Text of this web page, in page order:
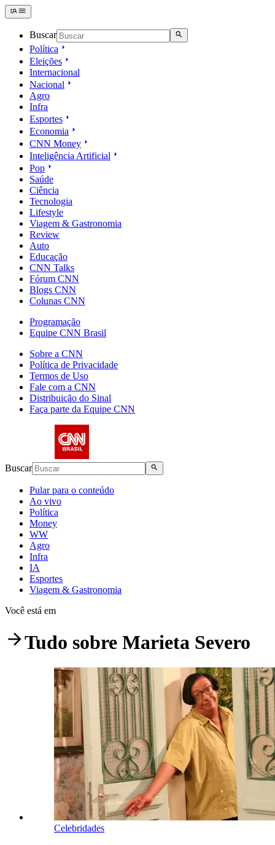
Buscar
Política
Eleições
Internacional
Nacional
Agro
Infra
Esportes
Economia
CNN Money
Inteligência Artificial
Pop
Saúde
Ciência
Tecnologia
Lifestyle
Viagem & Gastronomia
Review
Auto
Educação
CNN Talks
Fórum CNN
Blogs CNN
Colunas CNN
Programação
Equipe CNN Brasil
Sobre a CNN
Política de Privacidade
Termos de Uso
Fale com a CNN
Distribuição do Sinal
Faça parte da Equipe CNN
Buscar
Pular para o conteúdo
Ao vivo
Política
Money
WW
Agro
Infra
IA
Esportes
Viagem & Gastronomia
Você está em
Tudo sobre Marieta Severo
Celebridades